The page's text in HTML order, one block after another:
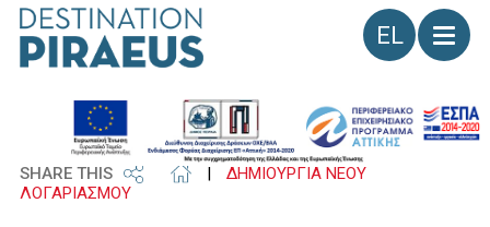
Γλώσσα
SHARE THIS |
ΔΗΜΙΟΥΡΓΙΑ ΝΕΟΥ
ΛΟΓΑΡΙΑΣΜΟΥ